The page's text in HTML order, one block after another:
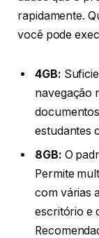
rapidamente.
você pode
4GB:
navegação
estudantes
8GB: O
Permite
com várias
escritório e